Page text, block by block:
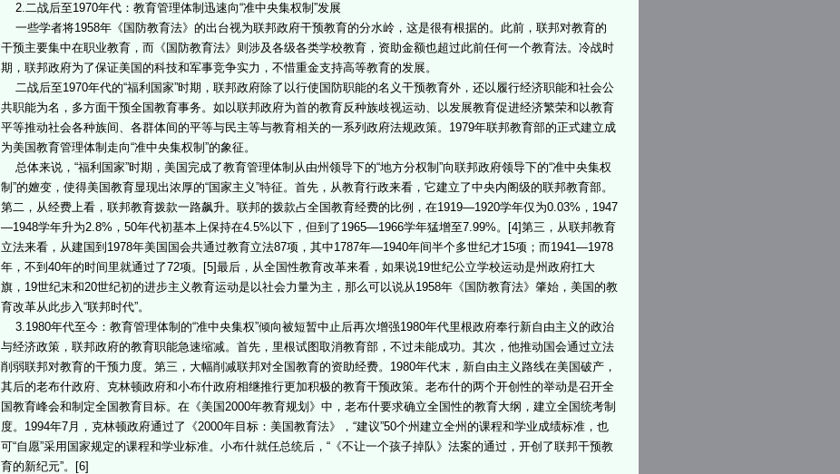
2.二战后至1970年代：教育管理体制迅速向“准中央集权制”发展
一些学者将1958年《国防教育法》的出台视为联邦政府干预教育的分水岭，这是很有根据的。此前，联邦对教育的
干预主要集中在职业教育，而《国防教育法》则涉及各级各类学校教育，资助金额也超过此前任何一个教育法。冷战时
期，联邦政府为了保证美国的科技和军事竞争实力，不惜重金支持高等教育的发展。
二战后至1970年代的“福利国家”时期，联邦政府除了以行使国防职能的名义干预教育外，还以履行经济职能和社会公
共职能为名，多方面干预全国教育事务。如以联邦政府为首的教育反种族歧视运动、以发展教育促进经济繁荣和以教育
平等推动社会各种族间、各群体间的平等与民主等与教育相关的一系列政府法规政策。1979年联邦教育部的正式建立成
为美国教育管理体制走向“准中央集权制”的象征。
总体来说，“福利国家”时期，美国完成了教育管理体制从由州领导下的“地方分权制”向联邦政府领导下的“准中央集权
制”的嬗变，使得美国教育显现出浓厚的“国家主义”特征。首先，从教育行政来看，它建立了中央内阁级的联邦教育部。
第二，从经费上看，联邦教育拨款一路飙升。联邦的拨款占全国教育经费的比例，在1919—1920学年仅为0.03%，1947
—1948学年升为2.8%，50年代初基本上保持在4.5%以下，但到了1965—1966学年猛增至7.99%。[4]第三，从联邦教育
立法来看，从建国到1978年美国国会共通过教育立法87项，其中1787年—1940年间半个多世纪才15项；而1941—1978
年，不到40年的时间里就通过了72项。[5]最后，从全国性教育改革来看，如果说19世纪公立学校运动是州政府扛大
旗，19世纪末和20世纪初的进步主义教育运动是以社会力量为主，那么可以说从1958年《国防教育法》肇始，美国的教
育改革从此步入“联邦时代”。
3.1980年代至今：教育管理体制的“准中央集权”倾向被短暂中止后再次增强1980年代里根政府奉行新自由主义的政治
与经济政策，联邦政府的教育职能急速缩减。首先，里根试图取消教育部，不过未能成功。其次，他推动国会通过立法
削弱联邦对教育的干预力度。第三，大幅削减联邦对全国教育的资助经费。1980年代末，新自由主义路线在美国破产，
其后的老布什政府、克林顿政府和小布什政府相继推行更加积极的教育干预政策。老布什的两个开创性的举动是召开全
国教育峰会和制定全国教育目标。在《美国2000年教育规划》中，老布什要求确立全国性的教育大纲，建立全国统考制
度。1994年7月，克林顿政府通过了《2000年目标：美国教育法》，“建议”50个州建立全州的课程和学业成绩标准，也
可“自愿”采用国家规定的课程和学业标准。小布什就任总统后，“《不让一个孩子掉队》法案的通过，开创了联邦干预教
育的新纪元”。[6]